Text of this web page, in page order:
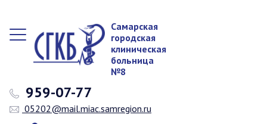
Самарская
городская
клиническая
больница
№8
959-07-77
05202@mail.miac.samregion.ru